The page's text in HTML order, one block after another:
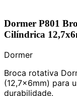
Dormer P801
Cilíndrica
Dormer
Broca rotativa
(12,7x6mm) para
durabilidade.